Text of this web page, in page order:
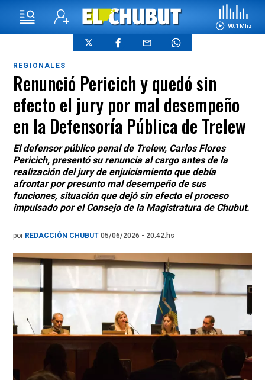
90.1 Mhz
REGIONALES
Renunció Pericich y quedó sin
efecto el jury por mal desempeño
en la Defensoría Pública de Trelew
El defensor público penal de Trelew, Carlos Flores
Pericich, presentó su renuncia al cargo antes de la
realización del jury de enjuiciamiento que debía
afrontar por presunto mal desempeño de sus
funciones, situación que dejó sin efecto el proceso
impulsado por el Consejo de la Magistratura de Chubut.
por REDACCIÓN CHUBUT 05/06/2026 - 20.42.hs